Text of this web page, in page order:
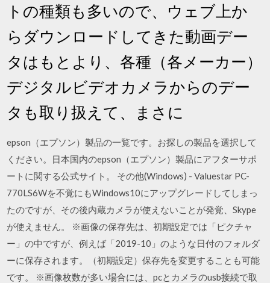
トの種類も多いので、ウェブ上か
らダウンロードしてきた動画デー
タはもとより、各種（各メーカー）
デジタルビデオカメラからのデー
タも取り扱えて、まさに
epson（エプソン）製品の一覧です。お探しの製品を選択して
ください。日本国内のepson（エプソン）製品にアフターサポ
ートに関する公式サイト。 その他(Windows) - Valuestar PC-
770LS6Wを不覚にもWindows10にアップグレードしてしまっ
たのですが、その後内蔵カメラが使えないことが発覚、Skype
が使えません。 ※画像の保存先は、初期設定では「ピクチャ
ー」の中ですが、例えば「2019-10」のような日付のフォルダ
ーに保存されます。（初期設定）保存先を変更することも可能
です。 ※画像枚数が多い場合には、pcとカメラのusb接続で取